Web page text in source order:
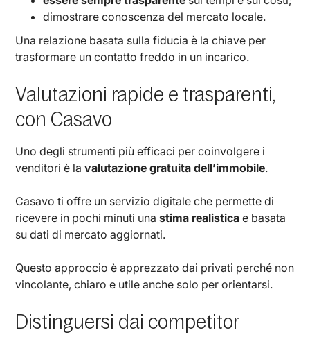
dimostrare conoscenza del mercato locale.
Una relazione basata sulla fiducia è la chiave per
trasformare un contatto freddo in un incarico.
Valutazioni rapide e trasparenti,
con Casavo
Uno degli strumenti più efficaci per coinvolgere i
venditori è lavalutazione gratuita dell’immobile.
Casavo ti offre un servizio digitale che permette di
ricevere in pochi minuti unastima realisticae basata
su dati di mercato aggiornati.
Questo approccio è apprezzato dai privati perché non
vincolante, chiaro e utile anche solo per orientarsi.
Distinguersi dai competitor